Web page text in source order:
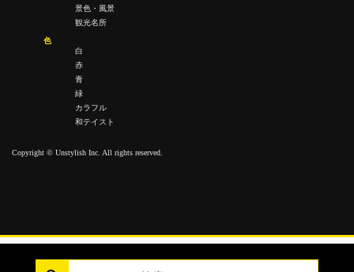
景色・風景
観光名所
色
白
赤
青
緑
カラフル
和テイスト
Copyright © Unstylish Inc. All rights reserved.